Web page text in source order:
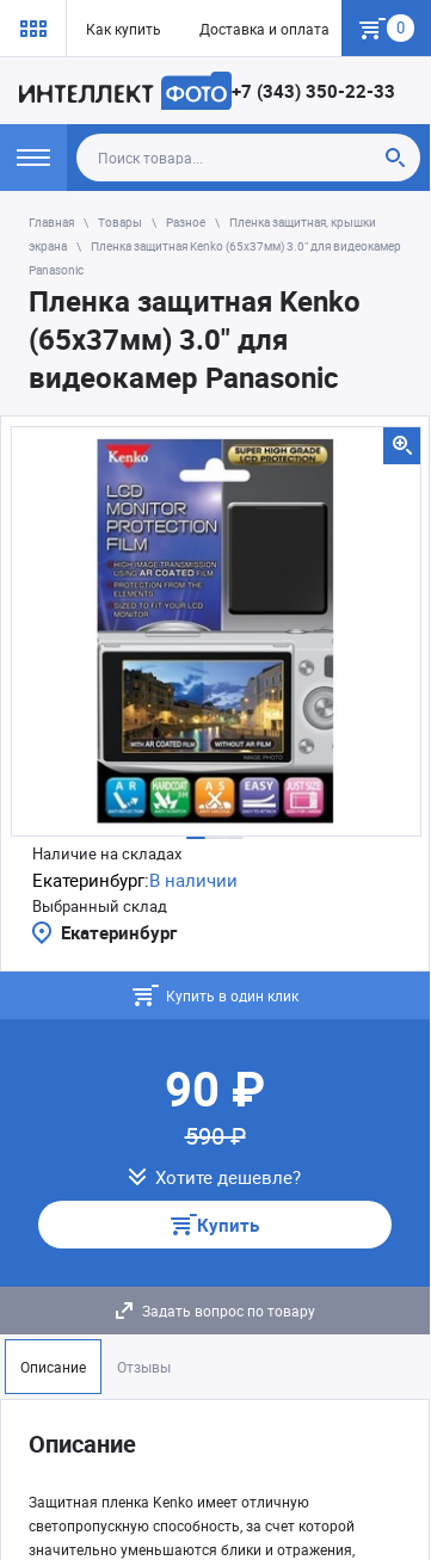
Как купить Доставка и оплата Гарантия
0
+7 (343) 350-22-33
Главная Товары Разное
Пленка защитная, крышки
экрана
Пленка защитная Kenko (65х37мм) 3.0" для видеокамер
Panasonic
Пленка защитная Kenko
(65х37мм) 3.0" для
видеокамер Panasonic
Наличие на складах
Екатеринбург:В наличии
Выбранный склад
Екатеринбург
Купить в один клик
90 ₽
590 ₽
Хотите дешевле?
Купить
Задать вопрос по товару
Описание Отзывы
Описание
Защитная пленка Kenko имеет отличную
светопропускную способность, за счет которой
значительно уменьшаются блики и отражения,